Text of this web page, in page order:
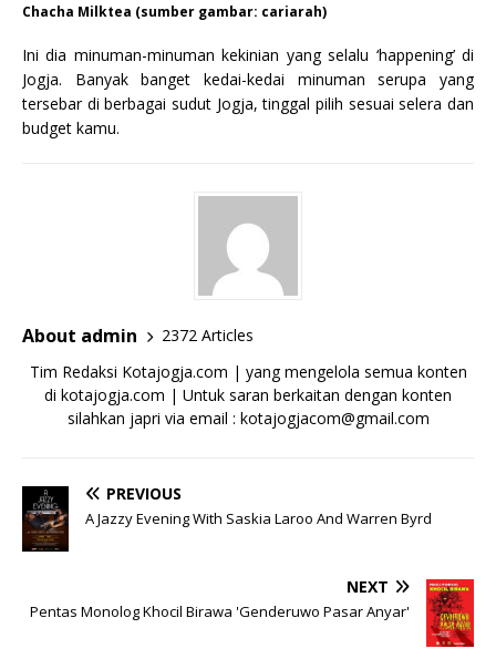
Chacha Milktea (sumber gambar: cariarah)
Ini dia minuman-minuman kekinian yang selalu ‘happening’ di
Jogja. Banyak banget kedai-kedai minuman serupa yang
tersebar di berbagai sudut Jogja, tinggal pilih sesuai selera dan
budget kamu.
About admin
2372 Articles
Tim Redaksi Kotajogja.com | yang mengelola semua konten
di kotajogja.com | Untuk saran berkaitan dengan konten
silahkan japri via email : kotajogjacom@gmail.com
PREVIOUS
A Jazzy Evening With Saskia Laroo And Warren Byrd
NEXT
Pentas Monolog Khocil Birawa 'Genderuwo Pasar Anyar'